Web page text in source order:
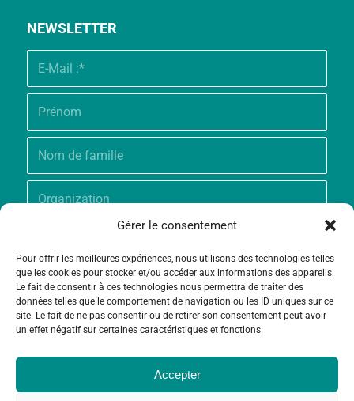
Gérer le consentement
Pour offrir les meilleures expériences, nous utilisons des technologies telles
que les cookies pour stocker et/ou accéder aux informations des appareils.
Le fait de consentir à ces technologies nous permettra de traiter des
données telles que le comportement de navigation ou les ID uniques sur ce
site. Le fait de ne pas consentir ou de retirer son consentement peut avoir
un effet négatif sur certaines caractéristiques et fonctions.
Accepter
NEWSLETTER